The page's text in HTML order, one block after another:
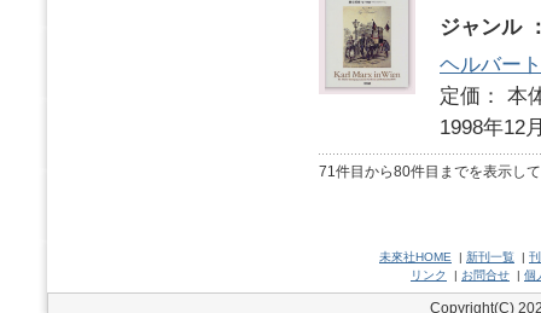
ジャンル
ヘルバー
定価：
1998年12
71件目から80件目までを表示し
未來社HOME | 新刊一覧 |
リンク
| お問合せ | 個
Copyright(C)